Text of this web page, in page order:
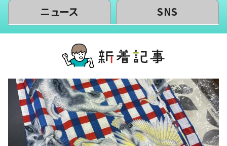
ニュース SNS